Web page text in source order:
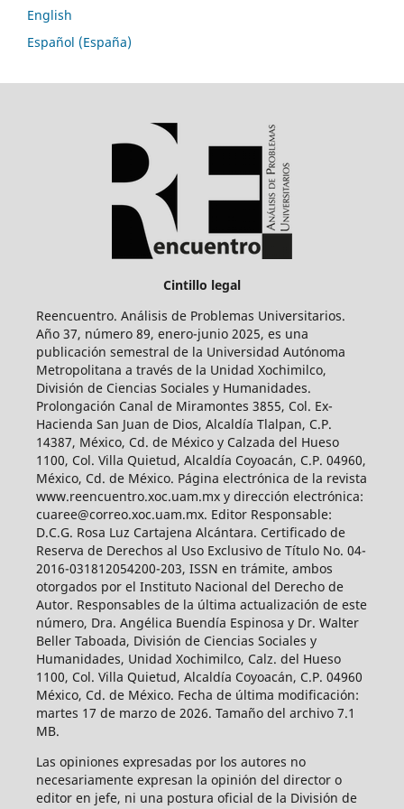
English
Español (España)
Cintillo legal
Reencuentro. Análisis de Problemas Universitarios.
Año 37, número 89, enero-junio 2025, es una
publicación semestral de la Universidad Autónoma
Metropolitana a través de la Unidad Xochimilco,
División de Ciencias Sociales y Humanidades.
Prolongación Canal de Miramontes 3855, Col. Ex-
Hacienda San Juan de Dios, Alcaldía Tlalpan, C.P.
14387, México, Cd. de México y Calzada del Hueso
1100, Col. Villa Quietud, Alcaldía Coyoacán, C.P. 04960,
México, Cd. de México. Página electrónica de la revista
www.reencuentro.xoc.uam.mx y dirección electrónica:
cuaree@correo.xoc.uam.mx. Editor Responsable:
D.C.G. Rosa Luz Cartajena Alcántara. Certificado de
Reserva de Derechos al Uso Exclusivo de Título No. 04-
2016-031812054200-203, ISSN en trámite, ambos
otorgados por el Instituto Nacional del Derecho de
Autor. Responsables de la última actualización de este
número, Dra. Angélica Buendía Espinosa y Dr. Walter
Beller Taboada, División de Ciencias Sociales y
Humanidades, Unidad Xochimilco, Calz. del Hueso
1100, Col. Villa Quietud, Alcaldía Coyoacán, C.P. 04960
México, Cd. de México. Fecha de última modificación:
martes 17 de marzo de 2026. Tamaño del archivo 7.1
MB.
Las opiniones expresadas por los autores no
necesariamente expresan la opinión del director o
editor en jefe, ni una postura oficial de la División de